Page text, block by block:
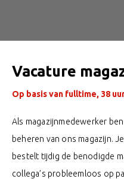
Vacature
Op basis van fulltime, 38
Als magazijnmedewerker
beheren van ons magazijn.
bestelt tijdig de benodigde
collega’s probleemloos op